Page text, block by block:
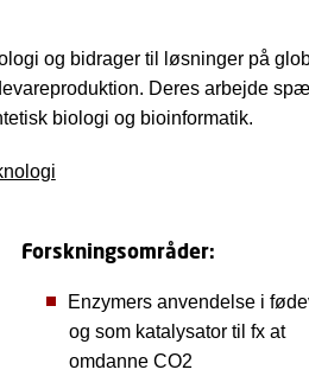
og bidrager til løsninger på
Deres arbejde
biologi og bioinformatik.
Forskningsområder:
Enzymers anvendelse i
og som katalysator til fx at
omdanne CO2